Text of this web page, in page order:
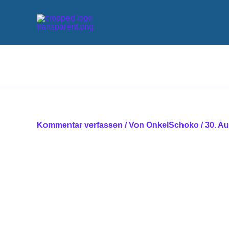
Kommentar verfassen / Von OnkelSchoko /30.